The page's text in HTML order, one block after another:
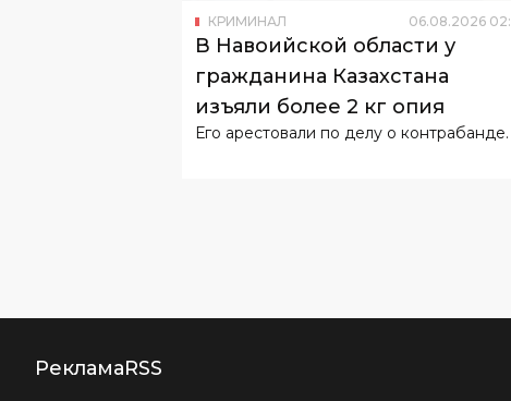
КРИМИНАЛ 06.08.2026 02:
В Навоийской области у
гражданина Казахстана
изъяли более 2 кг опия
Его арестовали по делу о контрабанде.
РекламаRSS